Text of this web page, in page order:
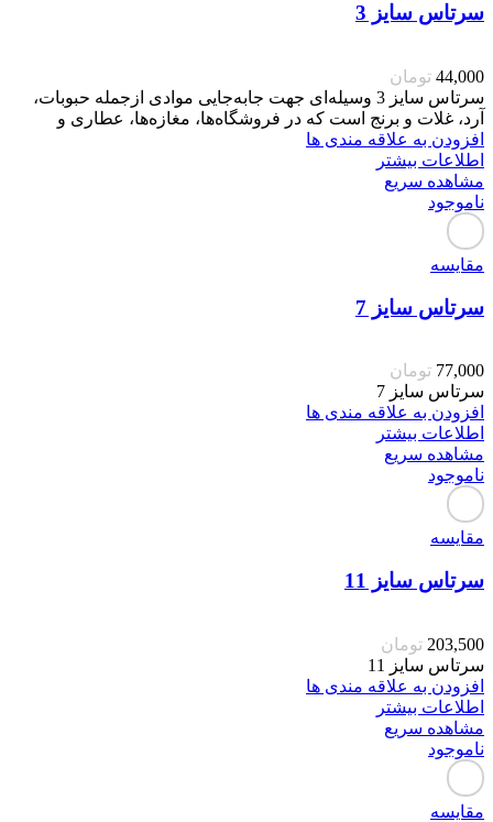
سرتاس سایز 3
44,000 تومان
سرتاس سایز 3 وسیله‌ای جهت جابه‌جایی موادی ازجمله حبوبات،
آرد، غلات و برنج است که در فروشگاه‌ها، مغازه‌ها، عطاری و
افزودن به علاقه مندی ها
اطلاعات بیشتر
مشاهده سریع
ناموجود
مقایسه
سرتاس سایز 7
77,000 تومان
سرتاس سایز 7
افزودن به علاقه مندی ها
اطلاعات بیشتر
مشاهده سریع
ناموجود
مقایسه
سرتاس سایز 11
203,500 تومان
سرتاس سایز 11
افزودن به علاقه مندی ها
اطلاعات بیشتر
مشاهده سریع
ناموجود
مقایسه